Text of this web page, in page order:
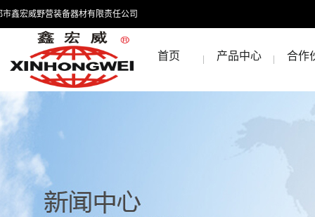
市鑫宏威野营装备器材有限责任公司
首页 产品中心 合作